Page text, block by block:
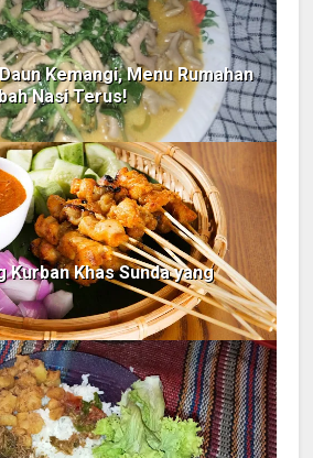
Kemangi, Menu Rumahan
Nasi Terus!
Kurban Khas Sunda yang